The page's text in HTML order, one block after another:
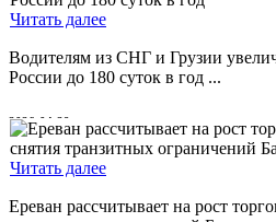
Читать далее
Водителям из СНГ и Грузии
России до 180 суток в год ...
2026-04-29
Читать далее
Ереван рассчитывает на рост